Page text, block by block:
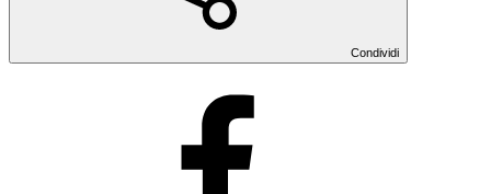
Condividi